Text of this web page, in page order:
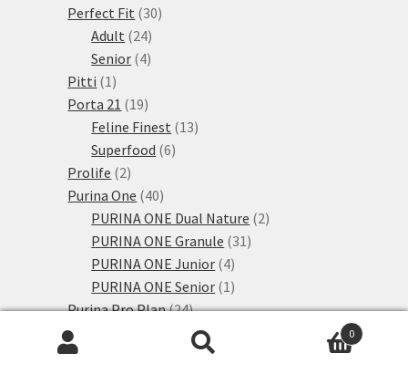
produktů
Perfect Fit 3030
Adult 2424
produktů
Senior 44
Pitti 1 1
produkt
Porta 21 1919
produktů
Feline Finest 1313
Superfood 66
Prolife 22
produkty
Purina One 4040
produktů
PURINA ONE Dual Nature 22
PURINA ONE Granule 31 31
PURINA ONE Junior 44
produkty
PURINA ONE Senior 1 1
produkt
Purina Pro Plan 2424
produktů
Žaludek a střeva 55
produktů
0